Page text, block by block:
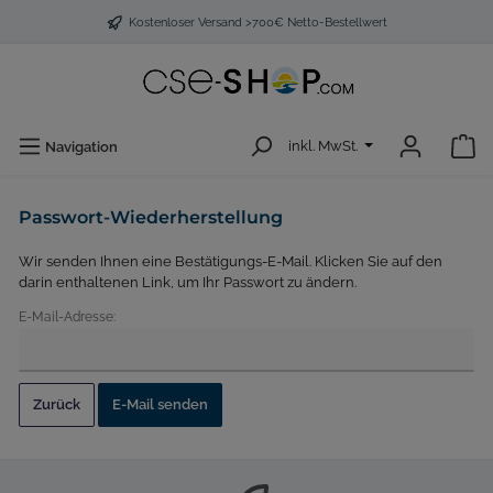
Kostenloser Versand >700€ Netto-Bestellwert
Navigation inkl. MwSt.
Passwort-Wiederherstellung
Wir senden Ihnen eine Bestätigungs-E-Mail. Klicken Sie auf den
darin enthaltenen Link, um Ihr Passwort zu ändern.
E-Mail-Adresse:
Zurück E-Mail senden